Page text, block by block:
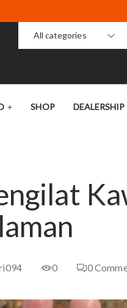
All categories
SHOP DEALERSHIP
0 0